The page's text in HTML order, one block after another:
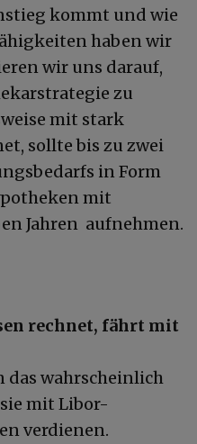
kommt und wie
haben wir
wir uns darauf,
zu
mit stark
sollte bis zu zwei
in Form
mit
Jahren aufnehmen.
rechnet, fährt mit
das wahrscheinlich
mit Libor-
verdienen.